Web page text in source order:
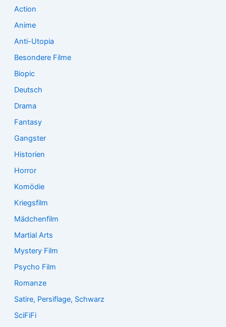
Action
Anime
Anti-Utopia
Besondere Filme
Biopic
Deutsch
Drama
Fantasy
Gangster
Historien
Horror
Komödie
Kriegsfilm
Mädchenfilm
Martial Arts
Mystery Film
Psycho Film
Romanze
Satire, Persiflage, Schwarz
SciFiFi